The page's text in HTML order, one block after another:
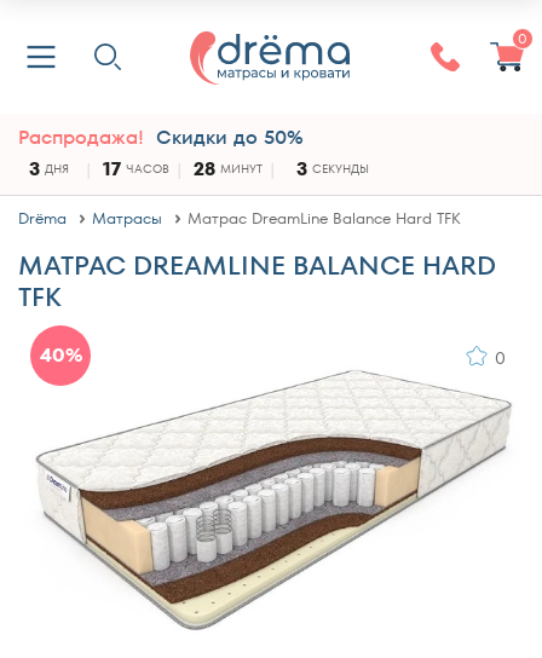
0
Распродажа! Скидки до 50%
3 ДНЯ 17 ЧАСОВ 28 МИНУТ 3 СЕКУНДЫ
Drёma Матрасы Матрас DreamLine Balance Hard TFK
МАТРАС DREAMLINE BALANCE HARD
TFK
40% 0